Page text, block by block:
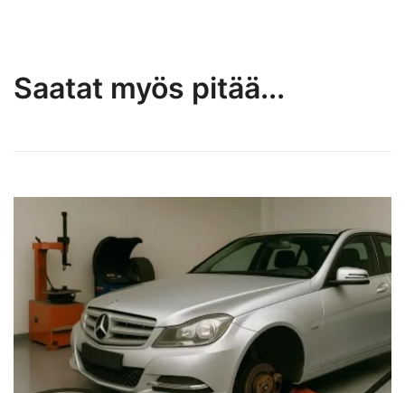
Saatat myös pitää...